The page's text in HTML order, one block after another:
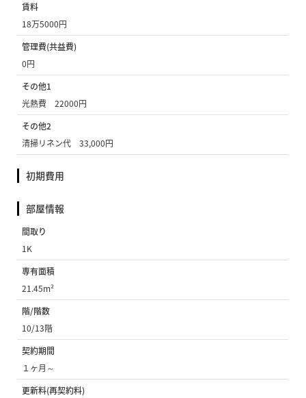
賃料
18万5000円
管理費(共益費)
0円
その他1
光熱費 22000円
その他2
清掃リネン代 33,000円
初期費用
部屋情報
間取り
1K
専有面積
21.45m²
階/階数
10/13階
契約期間
１ヶ月～
更新料(再契約料)